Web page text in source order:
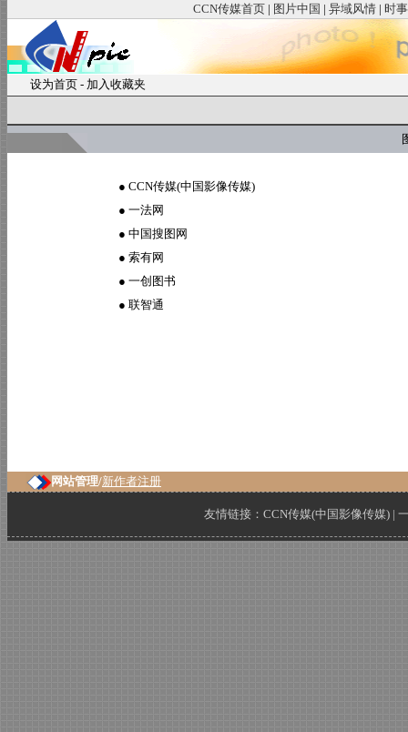
CCN传媒首页 | 图片中国 | 异域风情 | 时
设为首页 - 加入收藏夹
● CCN传媒(中国影像传媒)
● 一法网
● 中国搜图网
● 索有网
● 一创图书
● 联智通
网站管理/新作者注册
友情链接： CCN传媒(中国影像传媒) |